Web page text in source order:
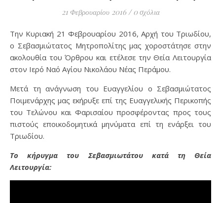
21 Φεβρουαρίου 2016 / 0 σχόλια
Την Κυριακή 21 Φεβρουαρίου 2016, Αρχή του Τριωδίου,
ο Σεβασμιώτατος Μητροπολίτης μας χοροστάτησε στην
ακολουθία του Όρθρου και ετέλεσε την Θεία Λειτουργία
στον Ιερό Ναό Αγίου Νικολάου Νέας Περάμου.
Μετά τη ανάγνωση του Ευαγγελίου ο Σεβασμιώτατος
Ποιμενάρχης μας εκήρυξε επί της Ευαγγελικής Περικοπής
του Τελώνου και Φαρισαίου προσφέροντας προς τους
πιστούς εποικοδομητικά μηνύματα επί τη ενάρξει του
Τριωδίου.
Το κήρυγμα του Σεβασμιωτάτου κατά τη Θεία
Λειτουργία: